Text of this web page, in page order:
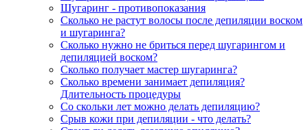
Шугаринг - противопоказания
Сколько не растут волосы после депиляции воском
и шугаринга?
Сколько нужно не бриться перед шугарингом и
депиляцией воском?
Сколько получает мастер шугаринга?
Сколько времени занимает депиляция?
Длительность процедуры
Со скольки лет можно делать депиляцию?
Срыв кожи при депиляции - что делать?